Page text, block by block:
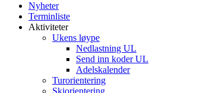
Nyheter
Terminliste
Aktiviteter
Ukens løype
Nedlastning UL
Send inn koder UL
Adelskalender
Turorientering
Skiorientering